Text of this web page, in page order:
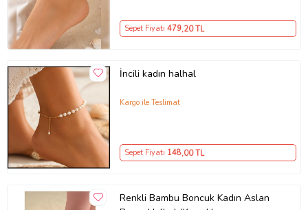
Sepet Fiyatı 479,20 TL
İncili kadın halhal
Kargo ile Teslimat
Sepet Fiyatı 148,00 TL
Renkli Bambu Boncuk Kadın Aslan